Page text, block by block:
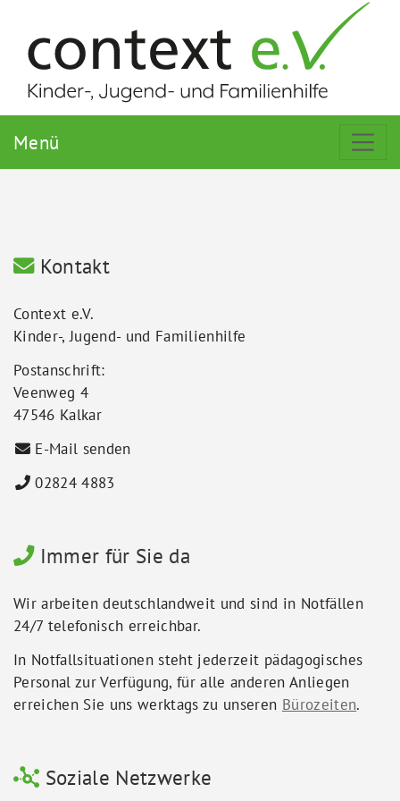
Menü
Kontakt
Context e.V.
Kinder-, Jugend- und Familienhilfe
Postanschrift:
Veenweg 4
47546 Kalkar
E-Mail senden
02824 4883
Immer für Sie da
Wir arbeiten deutschlandweit und sind in Notfällen
24/7 telefonisch erreichbar.
In Notfallsituationen steht jederzeit pädagogisches
Personal zur Verfügung, für alle anderen Anliegen
erreichen Sie uns werktags zu unseren Bürozeiten.
Soziale Netzwerke